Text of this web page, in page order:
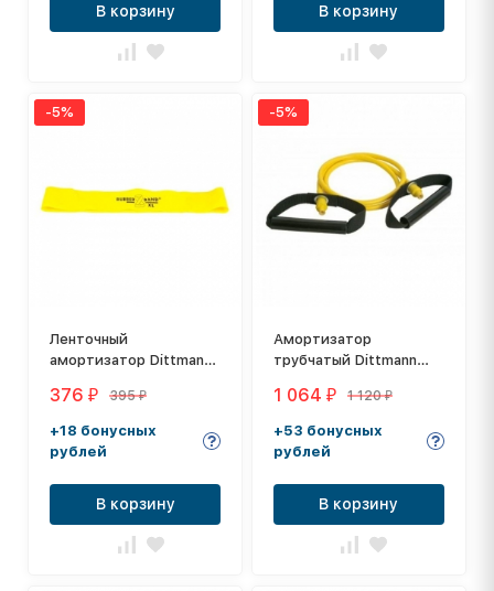
В корзину В корзину
-5%
Ленточный
амортизатор Dittmann
желтый
376₽ 395₽
+18 бонусных
рублей
В корзину
-5%
Амортизатор
тpубчaтый Dittmann
1 064₽ 1 120₽
+53 бонусных
рублей
В корзину